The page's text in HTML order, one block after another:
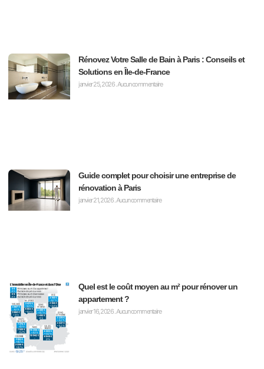
Rénovez Votre Salle de Bain à Paris : Conseils et
Solutions en Île-de-France
janvier 25, 2026Aucun commentaire
Guide complet pour choisir une entreprise de
rénovation à Paris
janvier 21, 2026 Aucun commentaire
Quel est le coût moyen au m² pour rénover un
appartement ?
janvier 16, 2026 Aucun commentaire